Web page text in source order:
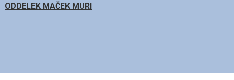
ODDELEK MAČEK MURI